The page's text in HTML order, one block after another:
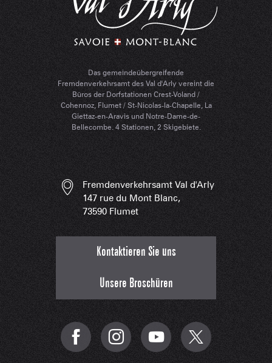
Das gemeindeübergreifende
Fremdenverkehrsamt des Val d'Arly vereint die
Büros der Dorfstationen Crest-Voland /
Cohennoz, Flumet / St-Nicolas-la-Chapelle, La
Giettaz-en-Aravis und Notre-Dame-de-
Bellecombe. 4 Stationen, 2 Skigebiete.
Fremdenverkehrsamt Val d'Arly
147 rue du Mont Blanc,
73590 Flumet
Kontaktieren Sie uns
Unsere Broschüren